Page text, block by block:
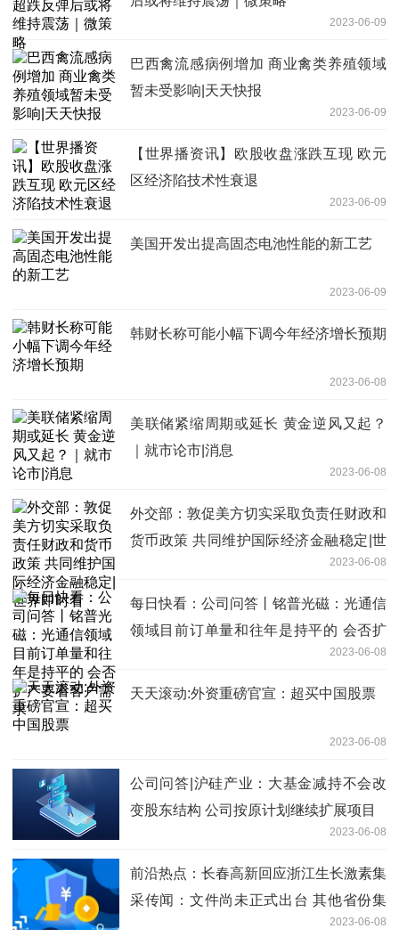
2023-06-09
巴西禽流感病例增加 商业禽类养殖领域
暂未受影响|天天快报
2023-06-09
【世界播资讯】欧股收盘涨跌互现 欧元
区经济陷技术性衰退
2023-06-09
美国开发出提高固态电池性能的新工艺
2023-06-09
韩财长称可能小幅下调今年经济增长预期
2023-06-08
美联储紧缩周期或延长 黄金逆风又起？
｜就市论市|消息
2023-06-08
外交部：敦促美方切实采取负责任财政和
货币政策 共同维护国际经济金融稳定|世
2023-06-08
每日快看：公司问答丨铭普光磁：光通信
领域目前订单量和往年是持平的 会否扩
2023-06-08
天天滚动:外资重磅官宣：超买中国股票
2023-06-08
公司问答|沪硅产业：大基金减持不会改
变股东结构 公司按原计划继续扩展项目
2023-06-08
前沿热点：长春高新回应浙江生长激素集
采传闻：文件尚未正式出台 其他省份集
2023-06-08